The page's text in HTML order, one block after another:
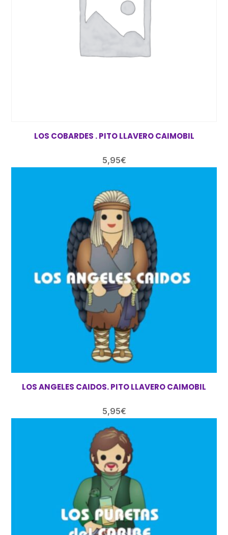
LOS COBARDES . PITO LLAVERO CAIMOBIL
5,95€
LOS ANGELES CAIDOS. PITO LLAVERO CAIMOBIL
5,95€